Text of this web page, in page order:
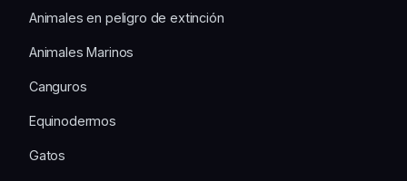
Animales en peligro de extinción
Animales Marinos
Canguros
Equinodermos
Gatos